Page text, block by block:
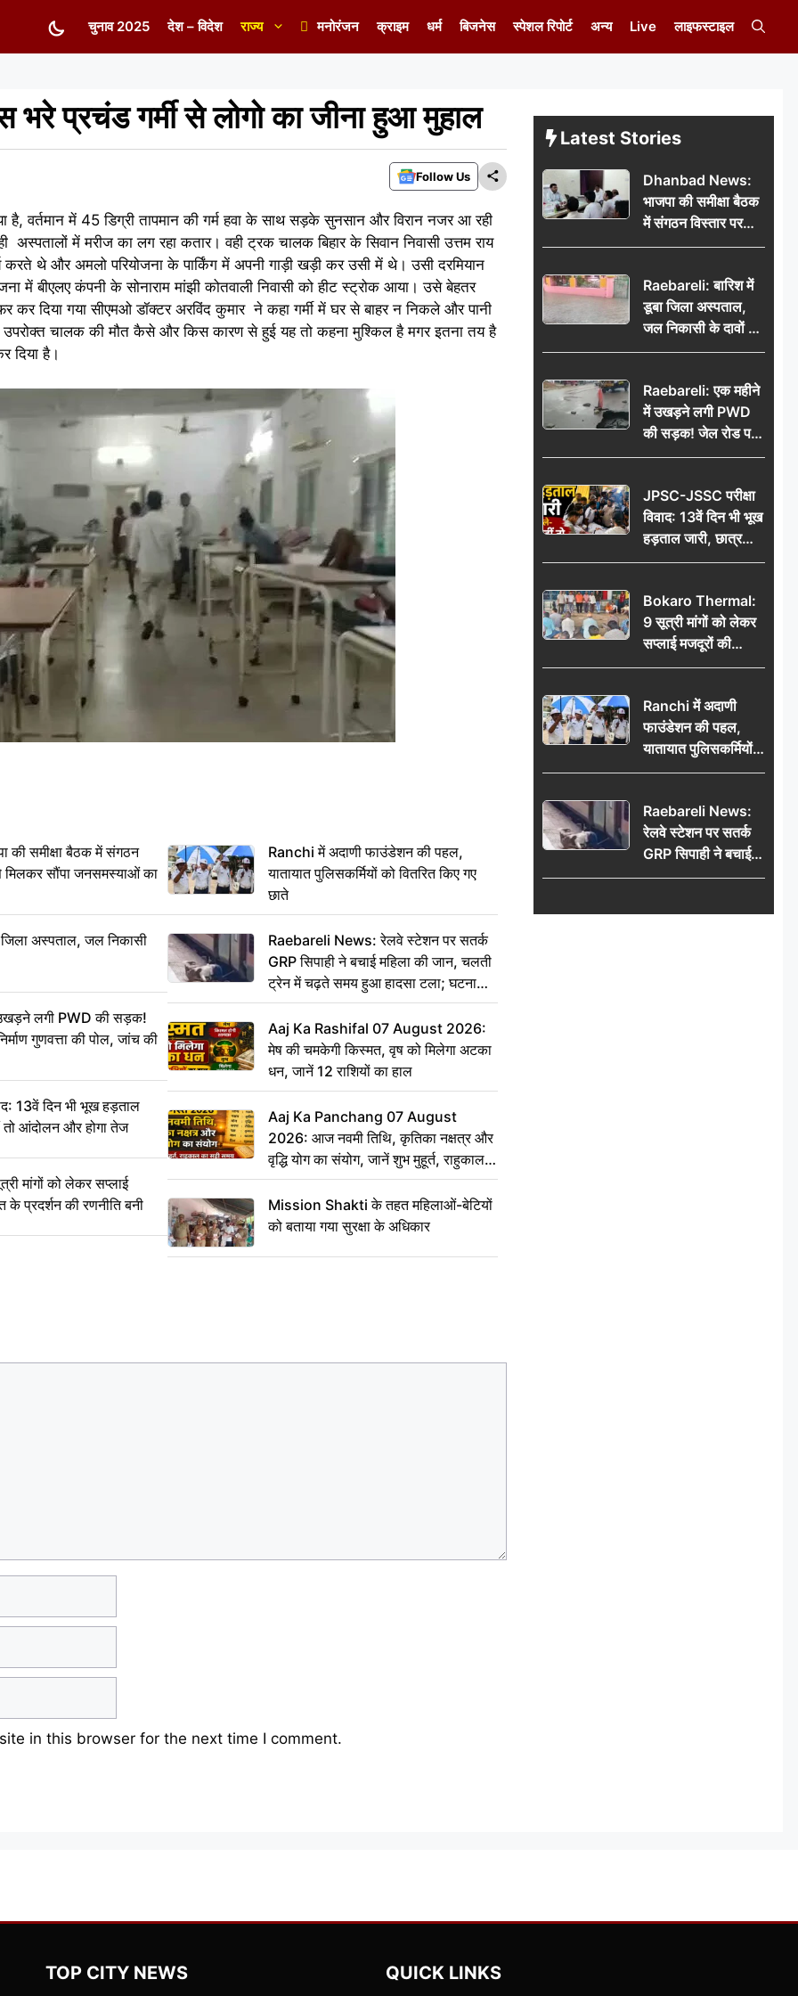
चुनाव 2025 देश – विदेश राज्य मनोरंजन क्राइम धर्म बिजनेस स्पेशल रिपोर्ट अन्य Live लाइफस्टाइल
प्रचंड गर्मी से लोगो का जीना हुआ मुहाल
Follow Us
है, वर्तमान में 45 डिग्री तापमान की गर्म हवा के साथ सड़के सुनसान और विरान नजर आ रही
अस्पतालों में मरीज का लग रहा कतार। वही ट्रक चालक बिहार के सिवान निवासी उत्तम राय
थे और अमलो परियोजना के पार्किंग में अपनी गाड़ी खड़ी कर उसी में थे। उसी दरमियान
में बीएलए कंपनी के सोनाराम मांझी कोतवाली निवासी को हीट स्ट्रोक आया। उसे बेहतर
कर दिया गया सीएमओ डॉक्टर अरविंद कुमार ने कहा गर्मी में घर से बाहर न निकले और पानी
चालक की मौत कैसे और किस कारण से हुई यह तो कहना मुश्किल है मगर इतना तय है
दिया है।
समीक्षा बैठक में संगठन
मिलकर सौंपा जनसमस्याओं का
अस्पताल, जल निकासी
लगी PWD की सड़क!
गुणवत्ता की पोल, जांच की
13वें दिन भी भूख हड़ताल
तो आंदोलन और होगा तेज
मांगों को लेकर सप्लाई
प्रदर्शन की रणनीति बनी
Ranchi में अदाणी फाउंडेशन की पहल,
यातायात पुलिसकर्मियों को वितरित किए गए
छाते
Raebareli News: रेलवे स्टेशन पर सतर्क
GRP सिपाही ने बचाई महिला की जान, चलती
ट्रेन में चढ़ते समय हुआ हादसा टला; घटना
CCTV में कैद
Aaj Ka Rashifal 07 August 2026:
मेष की चमकेगी किस्मत, वृष को मिलेगा अटका
धन, जानें 12 राशियों का हाल
Aaj Ka Panchang 07 August
2026: आज नवमी तिथि, कृतिका नक्षत्र और
वृद्धि योग का संयोग, जानें शुभ मुहूर्त, राहुकाल
का सही समय
Mission Shakti के तहत महिलाओं-बेटियों
को बताया गया सुरक्षा के अधिकार
in this browser for the next time I comment.
Latest Stories
Dhanbad News:
भाजपा की समीक्षा बैठक
में संगठन विस्तार पर
मंथन, बीडीओ से
जनसमस्याओं का विवरण
Raebareli: बारिश में
डूबा जिला अस्पताल,
जल निकासी के दावों की
खुली पोल
Raebareli: एक महीने
में उखड़ने लगी PWD
की सड़क! जेल रोड पर
गड्ढे ने खोली निर्माण
की उठी मांग
JPSC-JSSC परीक्षा
विवाद: 13वें दिन भी भूख
हड़ताल जारी, छात्र
बोले- जांच नहीं तो
Bokaro Thermal:
9 सूत्री मांगों को लेकर
सप्लाई मजदूरों की
हुंकार, 12 अगस्त के
Ranchi में अदाणी
फाउंडेशन की पहल,
यातायात पुलिसकर्मियों
को वितरित किए गए छाते
Raebareli News:
रेलवे स्टेशन पर सतर्क
GRP सिपाही ने बचाई
महिला की जान, चलती
हादसा टला; घटना
TOP CITY NEWS QUICK LINKS